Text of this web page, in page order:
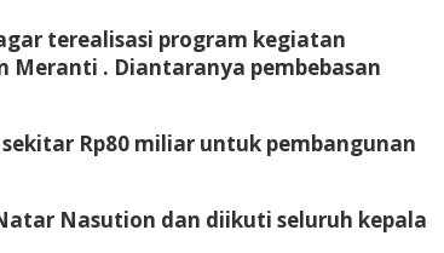
terealisasi program kegiatan
Meranti . Diantaranya pembebasan
Rp80 miliar untuk pembangunan
Nasution dan diikuti seluruh kepala